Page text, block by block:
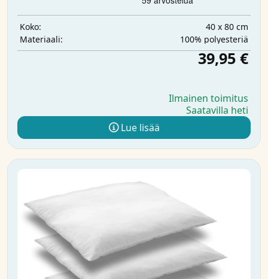
Koko:
40 x 80 cm
Materiaali:
100% polyesteriä
39,95 €
Ilmainen toimitus
Saatavilla heti
Lue lisää